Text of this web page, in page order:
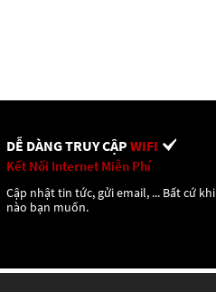
DỄ DÀNG TRUY CẬP WIFI
Kết Nối Internet Miễn Phí
Cập nhật tin tức, gửi email, ... Bất cứ khi
nào bạn muốn.